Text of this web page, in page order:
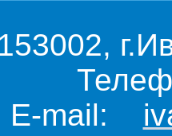
E-mail: